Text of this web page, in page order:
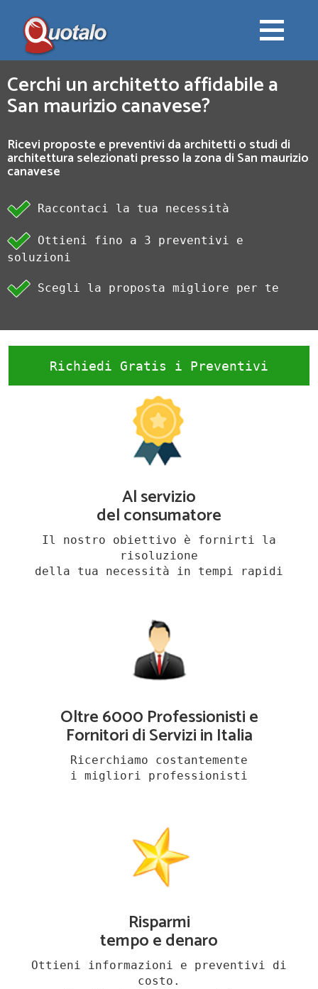
Cerchi un architetto affidabile a
San maurizio canavese?
Ricevi proposte e preventivi da architetti o studi di
architettura selezionati presso la zona di San maurizio
canavese
Raccontaci la tua necessità
Ottieni fino a 3 preventivi e
soluzioni
Scegli la proposta migliore per te
Richiedi Gratis i Preventivi
Al servizio
del consumatore
Il nostro obiettivo è fornirti la
risoluzione
della tua necessità in tempi rapidi
Oltre 6000 Professionisti e
Fornitori di Servizi in Italia
Ricerchiamo costantemente
i migliori professionisti
Risparmi
tempo e denaro
Ottieni informazioni e preventivi di
costo.